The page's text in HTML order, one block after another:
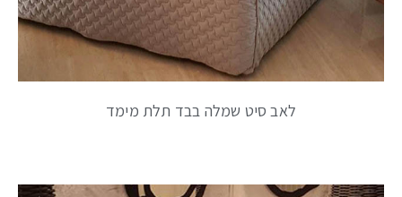
לאב סיט שמלה בבד תלת מימד